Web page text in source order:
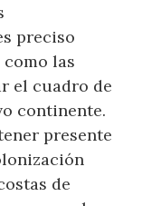
preciso
las
el cuadro de
continente.
presente
de